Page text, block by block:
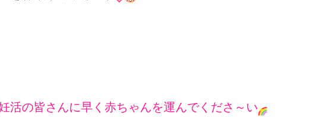
活の皆さんに早く赤ちゃんを運んでくださ～い